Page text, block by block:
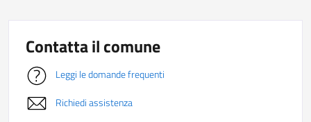
Contatta il comune
Leggi le domande frequenti
Richiedi assistenza